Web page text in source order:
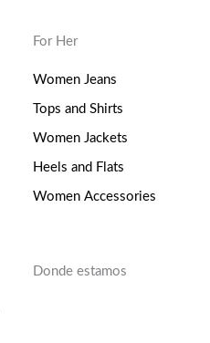
For Her
Women Jeans
Tops and Shirts
Women Jackets
Heels and Flats
Women Accessories
Donde estamos